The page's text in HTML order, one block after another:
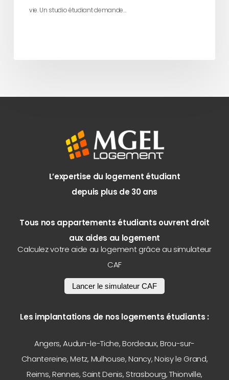
vie. Un studio étudiant demande…
L’expertise du logement étudiant
depuis plus de 30 ans
Tous nos appartements étudiants ouvrent droit
aux aides au logement
Calculez votre aide au logement grâce au simulateur
CAF
Lancer le simulateur CAF
Les implantations de nos logements étudiants :
Angers,Audun-le-Tiche,Bordeaux,Brou-sur-
Chantereine,Metz, Mulhouse,Nancy,Noisy le Grand,
Reims,Rennes, Saint Denis, Strasbourg,Thionville,